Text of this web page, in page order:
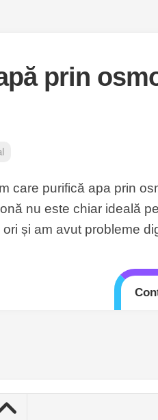
prin
care purifică apa prin
nu este chiar ideală
și am avut probleme